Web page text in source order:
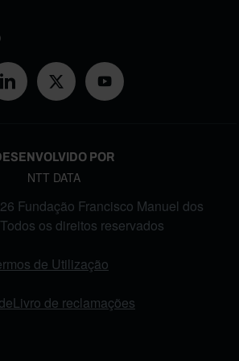
POR
NTT DATA
Fundação Francisco Manuel dos
os direitos reservados
de Utilização
Livro de reclamações